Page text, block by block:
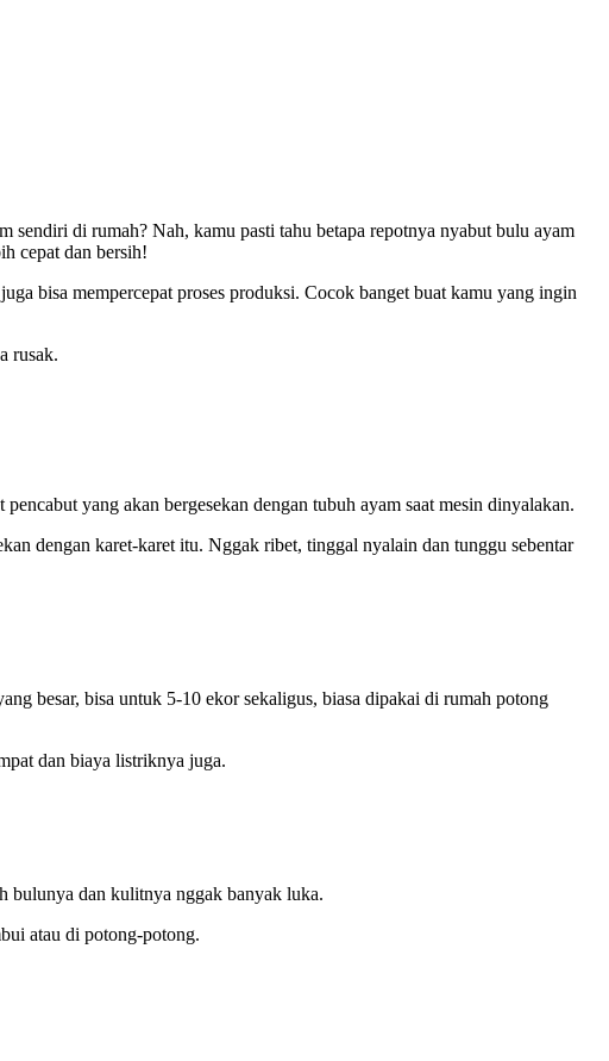
sendiri di rumah? Nah, kamu pasti tahu betapa repotnya nyabut bulu ayam
cepat dan bersih!
bisa mempercepat proses produksi. Cocok banget buat kamu yang ingin
rusak.
yang akan bergesekan dengan tubuh ayam saat mesin dinyalakan.
dengan karet-karet itu. Nggak ribet, tinggal nyalain dan tunggu sebentar
besar, bisa untuk 5-10 ekor sekaligus, biasa dipakai di rumah potong
dan biaya listriknya juga.
bulunya dan kulitnya nggak banyak luka.
atau di potong-potong.